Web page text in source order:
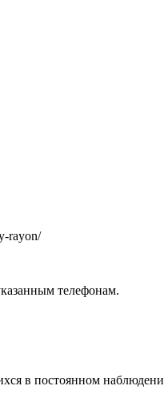
rayon/
телефонам.
в постоянном